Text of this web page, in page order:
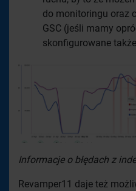
do monitoringu oraz
GSC (jeśli mamy
skonfigurowane
Informacje o błędach z
Revamper11 daje też